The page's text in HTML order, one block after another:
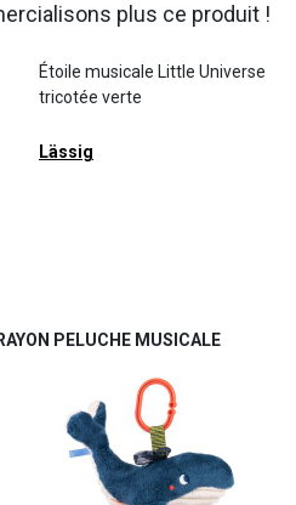
plus ce produit !
Étoile musicale Little Universe
tricotée verte
Lässig
PELUCHE MUSICALE